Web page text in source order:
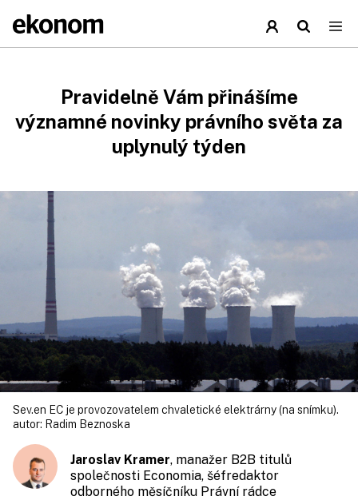
Pravidelně Vám přinášíme
významné novinky právního světa za
uplynulý týden
Sev.en EC je provozovatelem chvaletické elektrárny (na snímku).
autor: Radim Beznoska
Jaroslav Kramer, manažer B2B titulů
společnosti Economia, šéfredaktor
odborného měsíčníku Právní rádce